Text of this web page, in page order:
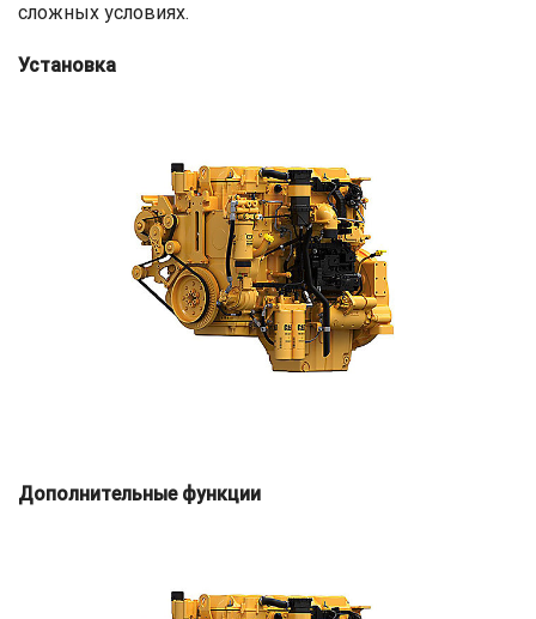
сложных условиях.
Установка
Дополнительные функции